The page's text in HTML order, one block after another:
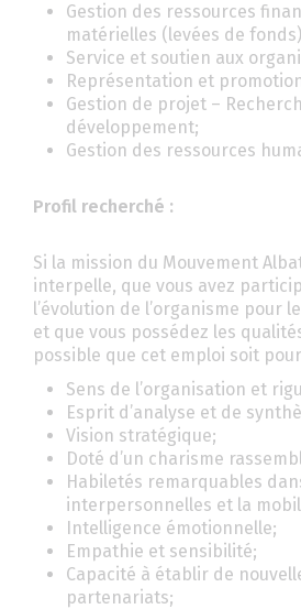
Gestion des ressources
matérielles (levées de
Service et soutien aux
Représentation et
Gestion de projet –
développement;
Gestion des ressources
Profil recherché :
Si la mission du Mouvement
interpelle, que vous avez
l’évolution de l’organisme pour
et que vous possédez les
possible que cet emploi soit
Sens de l’organisation et
Esprit d’analyse et de
Vision stratégique;
Doté d’un charisme
Habiletés remarquables
interpersonnelles et la
Intelligence émotionnelle;
Empathie et sensibilité;
Capacité à établir de
partenariats;